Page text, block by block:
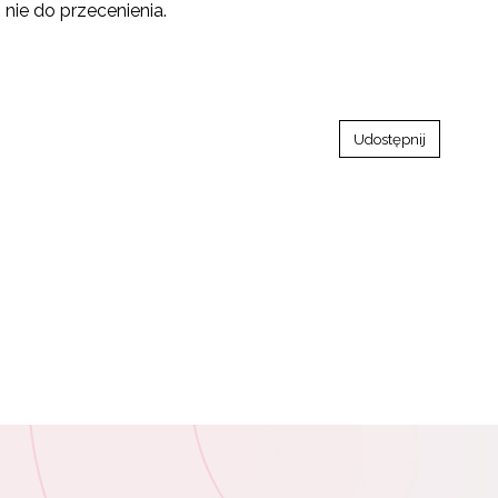
do przecenienia.
Udostępnij